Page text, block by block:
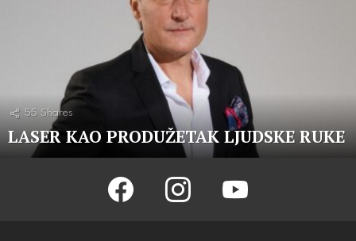
55 Shares
LASER KAO PRODUŽETAK LJUDSKE RUKE
facebook instagram youtube